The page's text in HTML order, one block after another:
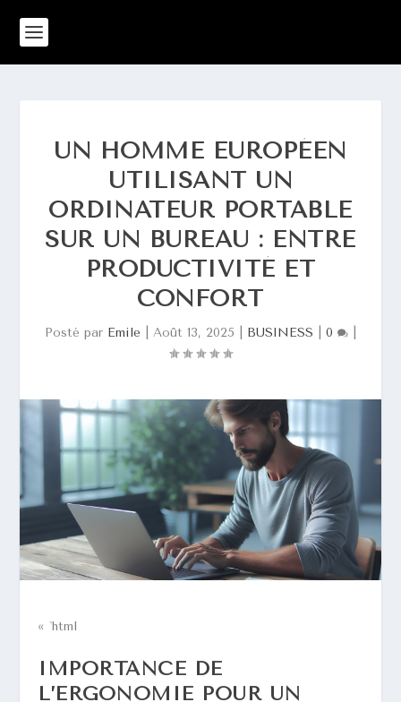
UN HOMME EUROPÉEN
UTILISANT UN
ORDINATEUR PORTABLE
SUR UN BUREAU : ENTRE
PRODUCTIVITÉ ET
CONFORT
Posté par Emile Août 13, 2025 BUSINESS 0
« `html
IMPORTANCE DE
L’ERGONOMIE POUR UN